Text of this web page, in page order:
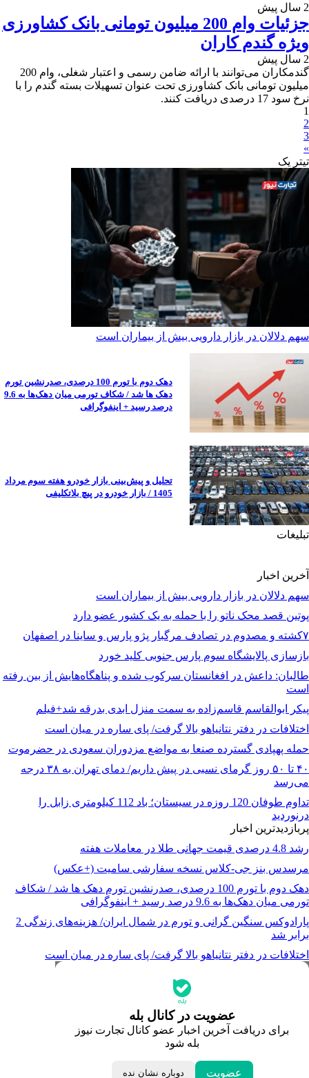
2 سال پیش
جزئیات وام 200 میلیون تومانی بانک کشاورزی
ویژه گندم کاران
2 سال پیش
گندمکاران می‌توانند با ارائه ضامن رسمی و اعتبار شغلی، وام 200
میلیون تومانی بانک کشاورزی تحت عنوان تسهیلات بسته گندم را با
نرخ سود 17 درصدی دریافت کنند.
1
2
3
»
تیترِ یک
سهم دلالان در بازار دارویی بیش از بیماران است
دهک دوم با تورم 100 درصدی، صدرنشین تورم
دهک ها شد / شکاف تورمی میان دهک‌ها به 9.6
درصد رسید + اینفوگرافی
تحلیل و پیش‌بینی بازار خودرو هفته سوم مرداد
1405 / بازار خودرو در پیچ بلاتکلیفی
تبلیغات
آخرین اخبار
سهم دلالان در بازار دارویی بیش از بیماران است
پوتین قصد محک ناتو را با حمله به یک کشور عضو دارد
۷کشته و مصدوم در تصادف مرگبار پژو پارس و ساینا در اصفهان
بازسازی پالایشگاه سوم پارس جنوبی کلید خورد
طالبان: داعش در افغانستان سرکوب شده و پناهگاه‌هایش از بین رفته
است
پیکر ابوالقاسم قاسم‌زاده به سمت منزل ابدی بدرقه شد+فیلم
اختلافات در دفتر نتانیاهو بالا گرفت/ پای ساره در میان است
حمله پهپادی گسترده صنعا به مواضع مزدوران سعودی در حضرموت
۴۰ تا ۵۰ روز گرمای نسبی در پیش داریم/ دمای تهران به ۳۸ درجه
می‌رسد
تداوم طوفان 120 روزه در سیستان؛ باد 112 کیلومتری ‌زابل را
درنوردید
پربازدیدترین اخبار
رشد 4.8 درصدی قیمت جهانی طلا در معاملات هفته
مرسدس بنز جی-کلاس نسخه سفارشی سامیت (+عکس)
دهک دوم با تورم 100 درصدی، صدرنشین تورم دهک ها شد / شکاف
تورمی میان دهک‌ها به 9.6 درصد رسید + اینفوگرافی
پارادوکس سنگین گرانی و تورم در شمال ایران/ هزینه‌های زندگی 2
برابر ‌شد
اختلافات در دفتر نتانیاهو بالا گرفت/ پای ساره در میان است
عضویت در کانال بله
برای دریافت آخرین اخبار عضو کانال تجارت نیوز
بله شود
عضویت دوباره نشان نده
جدیدترین قیمت‌ها
قیمت درهم امارات
لحظه تحویل سال